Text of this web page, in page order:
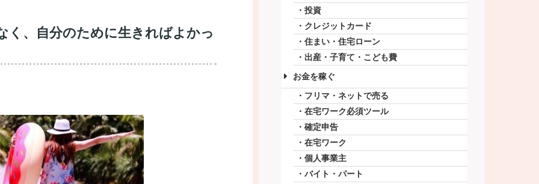
く、自分のために生きればよかっ
投資
クレジットカード
住まい・住宅ローン
出産・子育て・こども費
お金を稼ぐ
フリマ・ネットで売る
在宅ワーク必須ツール
確定申告
在宅ワーク
個人事業主
バイト・パート